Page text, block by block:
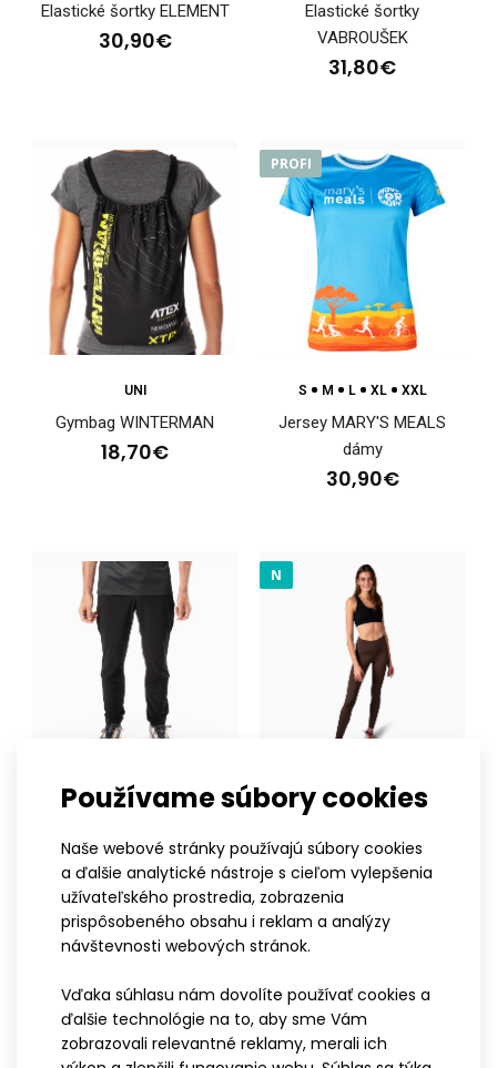
Používame súbory cookies
Naše webové stránky používajú súbory cookies
a ďalšie analytické nástroje s cieľom vylepšenia
užívateľského prostredia, zobrazenia
prispôsobeného obsahu i reklam a analýzy
návštevnosti webových stránok.
Vďaka súhlasu nám dovolíte používať cookies a
ďalšie technológie na to, aby sme Vám
zobrazovali relevantné reklamy, merali ich
Dámsky priliehavý dres KOBI blackDres KOBI je určený na
Dámsky priliehavý dres KOBI white
aktívny pohyb, tréning a bežné športové využ..
Elastické šortky ELEMENT
30,90€
Elastické šortky
VABROUŠEK
31,80€
UNI
Gymbag WINTERMAN
18,70€
PROFI
S M L XL XXL
Jersey MARY'S MEALS
dámy
30,90€
S M L XL XXL 3XL
ELEMENT
76,90€
N
XS S M L XL XXL
60,90€
ELITE